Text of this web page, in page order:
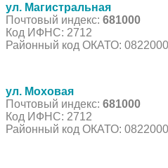
ул. Магистральная
Почтовый индекс: 681000
Код ИФНС: 2712
Районный код ОКАТО:
ул. Моховая
Почтовый индекс: 681000
Код ИФНС: 2712
Районный код ОКАТО: